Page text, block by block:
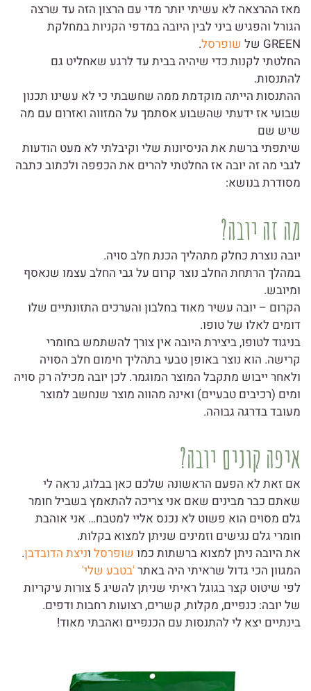
מאז ההרצאה לא עשיתי יותר מדי עם הרצון הזה עד שרצה
הגורל והפגיש ביני לבין היובה במדפי הקניות במחלקת
GREEN של
שופרסל.
החלטתי לקנות כדי שיהיה בבית עד לרגע שאחליט גם
להתנסות.
ההתנסות הייתה מוקדמת ממה שחשבתי כי לא עשינו תכנון
שבועי אז ידעתי שהשבוע אסתמך על המזווה ואזרום עם מה
שיש שם
שיתפתי ברשת את הניסיונות שלי וקיבלתי לא מעט הודעות
לגבי מה זה יובה אז החלטתי להרים את הכפפה ולכתוב כתבה
מסודרת בנושא:
מה זה יובה?
יובה נוצרת כחלק מתהליך הכנת חלב סויה.
במהלך הרתחת החלב נוצר קרום על גבי החלב עצמו שנאסף
ומיובש.
הקרום – יובה עשיר מאוד בחלבון והערכים התזונתיים שלו
דומים לאלו של טופו.
בניגוד לטופו, ביצירת היובה אין צורך להשתמש בחומרי
קרישה. הוא נוצר באופן טבעי בתהליך חימום חלב הסויה
ולאחר ייבוש מתקבל המוצר המוגמר. לכן יובה מכילה רק סויה
ומים (רכיבים טבעיים) ואינה מהווה מוצר שנחשב למוצר
מעובד בדרגה גבוהה.
איפה קונים יובה?
אם זאת לא הפעם הראשונה שלכם כאן בבלוג, נראה לי
שאתם כבר מבינים שאם אני צריכה להתאמץ בשביל חומר
גלם מסוים הוא פשוט לא נכנס אליי למטבח… אני אוהבת
חומרי גלם נגישים וזמינים שניתן למצוא בקלות.
את היובה ניתן למצוא ברשתות כמו שופרסלוניצת הדובדבן.
המגוון הכי גדול שראיתי היה באתר 'בטבע שלי'
לפי שיטוט קצר בגוגל ראיתי שניתן להשיג 5 צורות עיקריות
של יובה: כנפיים, מקלות, קשרים, רצועות רחבות ודפים.
בינתיים יצא לי להתנסות עם הכנפיים ואהבתי מאוד!